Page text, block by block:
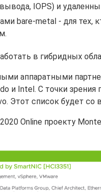
IOPS) и
bare-metal - для тех,
в гибридных
аппаратными
и Intel. С точки
Этот список будет
Online проекту